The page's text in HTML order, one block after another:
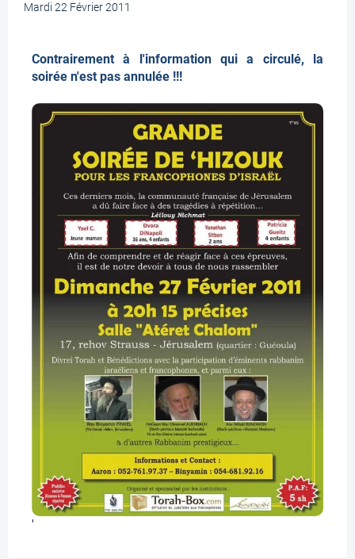
Mardi 22 Février 2011
Contrairement à l'information qui a circulé, la
soirée n'est pas annulée !!!
'